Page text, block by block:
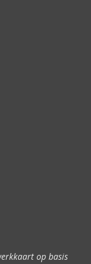
op basis